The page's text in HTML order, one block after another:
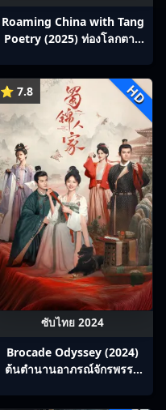
Roaming China with Tang
Poetry (2025) ท่องโลกตาม
Ep1-12
⭐ 7.8 HD
ซับไทย 2024
Brocade Odyssey (2024)
ต้นตํานานอาภรณ์จักรพรรดิ